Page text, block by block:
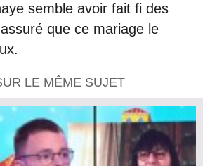
semble avoir fait fi des
que ce mariage le
LE MÊME SUJET